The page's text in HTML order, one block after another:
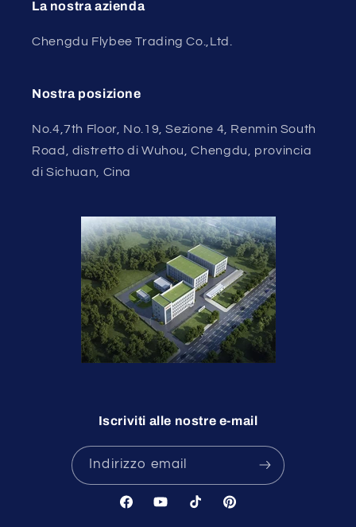
La nostra azienda
Chengdu Flybee Trading Co.,Ltd.
Nostra posizione
No.4,7th Floor, No.19, Sezione 4, Renmin South
Road, distretto di Wuhou, Chengdu, provincia
di Sichuan, Cina
Iscriviti alle nostre e-mail
Indirizzo email
FacebookYouTubeTikTok Pinterest